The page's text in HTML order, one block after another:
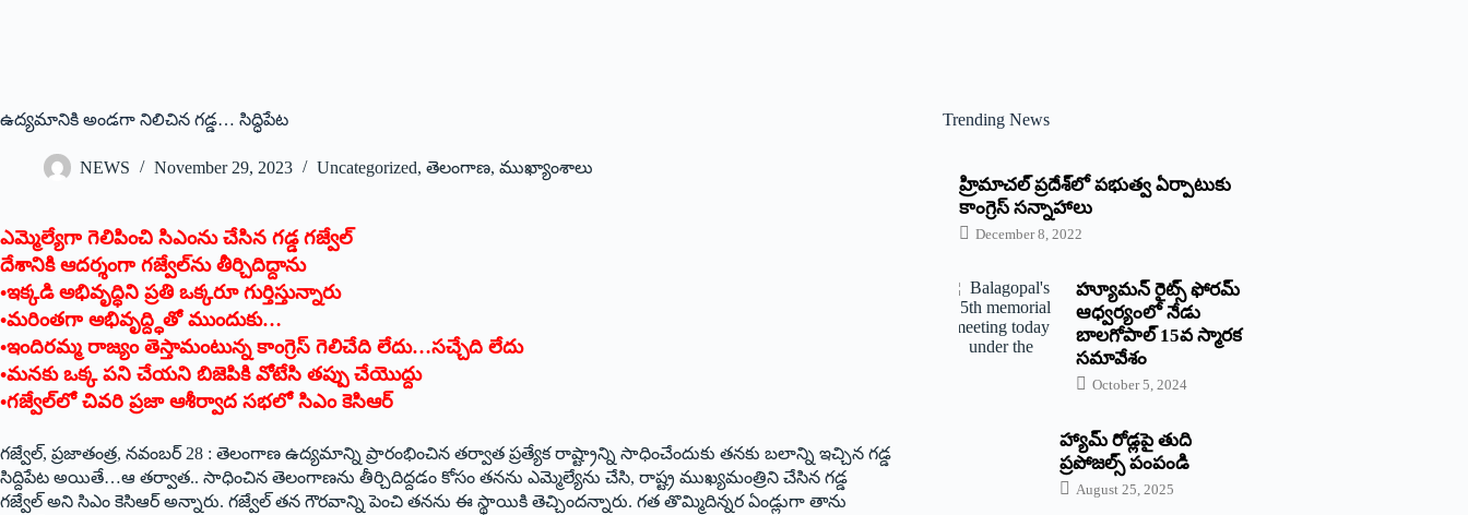
ఉద్యమానికి అండగా నిలిచిన గడ్డ… సిద్ధిపేట
NEWS November 29, 2023 Uncategorized, తెలంగాణ, ముఖ్యాంశాలు
ఎమ్మెల్యేగా గెలిపించి సిఎంను చేసిన గడ్డ గజ్వేల్‌
‌దేశానికి ఆదర్శంగా గజ్వేల్‌ను తీర్చిదిద్దాను
•ఇక్కడి అభివృద్ధిని ప్రతి ఒక్కరూ గుర్తిస్తున్నారు
•మరింతగా అభివృద్ద్ధితో ముందుకు…
•ఇందిరమ్మ రాజ్యం తెస్తామంటున్న కాంగ్రెస్‌ ‌గెలిచేది లేదు…సచ్చేది లేదు
•మనకు ఒక్క పని చేయని బిజెపికి వోటేసి తప్పు చేయొద్దు
•గజ్వేల్‌లో చివరి ప్రజా ఆశీర్వాద సభలో సిఎం కెసిఆర్‌
‌గజ్వేల్‌, ‌ప్రజాతంత్ర, నవంబర్‌ 28 : ‌తెలంగాణ ఉద్యమాన్ని ప్రారంభించిన తర్వాత ప్రత్యేక రాష్ట్రాన్ని సాధించేందుకు తనకు బలాన్ని ఇచ్చిన గడ్డ
సిద్దిపేట అయితే…ఆ తర్వాత.. సాధించిన తెలంగాణను తీర్చిదిద్దడం కోసం తనను ఎమ్మెల్యేను చేసి, రాష్ట్ర ముఖ్యమంత్రిని చేసిన గడ్డ
గజ్వేల్‌ అని సిఎం కెసిఆర్‌ అన్నారు. గజ్వేల్‌ ‌తన గౌరవాన్ని పెంచి తనను ఈ స్థాయికి తెచ్చిందన్నారు. గత తొమ్మిదిన్నర ఏండ్లుగా తాను
Trending News
‌హ్రిమాచల్‌ ‌ప్రదేశ్‌లో పభుత్వ ఏర్పాటుకు
కాంగ్రెస్‌ ‌సన్నాహాలు
December 8, 2022
హ్యూమన్‌ రైట్స్‌ ఫోరమ్‌
ఆధ్వర్యంలో నేడు
బాలగోపాల్‌ 15వ స్మారక
సమావేశం
October 5, 2024
హ్యామ్‌ రోడ్లపై తుది
ప్రపోజల్స్‌ పంపండి
August 25, 2025